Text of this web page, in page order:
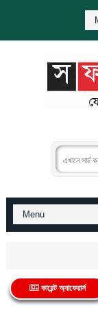
কারেন্ট অ্যাফেয়ার্স